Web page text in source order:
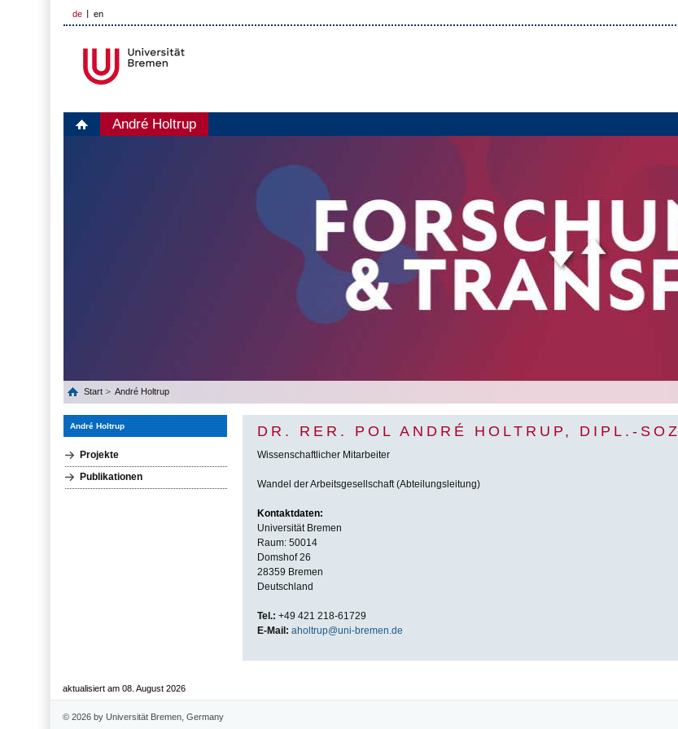
de en
André Holtrup
Start André Holtrup
André Holtrup
Projekte
Publikationen
DR. RER. POL ANDRÉ HOLTRUP, DIPL.-SOZ
Wissenschaftlicher Mitarbeiter
Wandel der Arbeitsgesellschaft (Abteilungsleitung)
Kontaktdaten:
Universität Bremen
Raum: 50014
Domshof 26
28359 Bremen
Deutschland
Tel.: +49 421 218-61729
E-Mail: aholtrup@uni-bremen.de
aktualisiert am 08. August 2026
© 2026 by Universität Bremen, Germany